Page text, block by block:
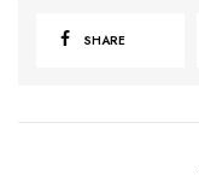
SHARE